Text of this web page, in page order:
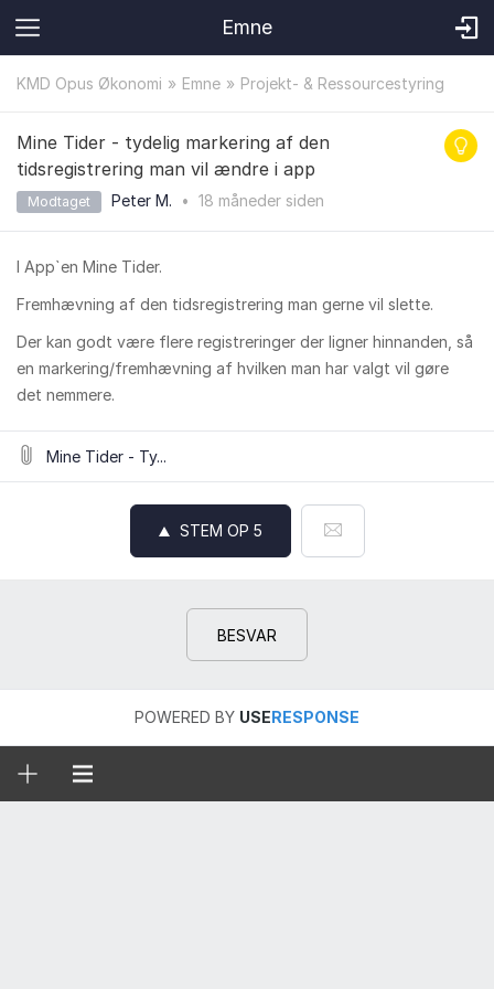
Emne
KMD Opus Økonomi Emne Projekt- & Ressourcestyring
Mine Tider - tydelig markering af den
tidsregistrering man vil ændre i app
Modtaget Peter M. • 18 måneder siden
I App`en Mine Tider.
Fremhævning af den tidsregistrering man gerne vil slette.
Der kan godt være flere registreringer der ligner hinnanden, så
en markering/fremhævning af hvilken man har valgt vil gøre
det nemmere.
Mine Tider - Ty...
STEM OP 5
BESVAR
POWERED BY USERESPONSE